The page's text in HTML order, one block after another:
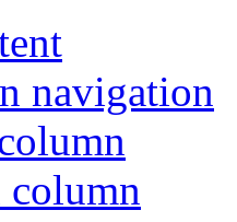
navigation